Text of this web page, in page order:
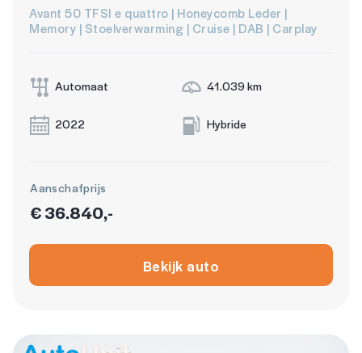
Avant 50 TFSI e quattro | Honeycomb Leder |
Memory | Stoelverwarming | Cruise | DAB | Carplay
Automaat 41.039 km
2022 Hybride
Aanschafprijs
€ 36.840,-
Bekijk auto